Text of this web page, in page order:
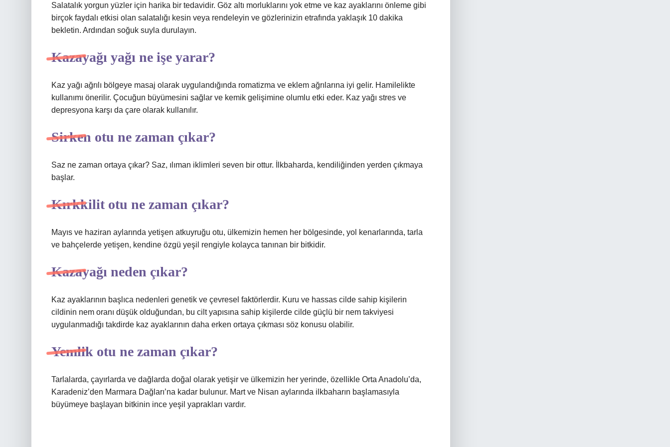
Salatalık yorgun yüzler için harika bir tedavidir. Göz altı morluklarını yok etme ve kaz ayaklarını önleme gibi
birçok faydalı etkisi olan salatalığı kesin veya rendeleyin ve gözlerinizin etrafında yaklaşık 10 dakika
bekletin. Ardından soğuk suyla durulayın.
Kazayağı yağı ne işe yarar?
Kaz yağı ağrılı bölgeye masaj olarak uygulandığında romatizma ve eklem ağrılarına iyi gelir. Hamilelikte
kullanımı önerilir. Çocuğun büyümesini sağlar ve kemik gelişimine olumlu etki eder. Kaz yağı stres ve
depresyona karşı da çare olarak kullanılır.
Sirken otu ne zaman çıkar?
Saz ne zaman ortaya çıkar? Saz, ılıman iklimleri seven bir ottur. İlkbaharda, kendiliğinden yerden çıkmaya
başlar.
Kırkkilit otu ne zaman çıkar?
Mayıs ve haziran aylarında yetişen atkuyruğu otu, ülkemizin hemen her bölgesinde, yol kenarlarında, tarla
ve bahçelerde yetişen, kendine özgü yeşil rengiyle kolayca tanınan bir bitkidir.
Kazayağı neden çıkar?
Kaz ayaklarının başlıca nedenleri genetik ve çevresel faktörlerdir. Kuru ve hassas cilde sahip kişilerin
cildinin nem oranı düşük olduğundan, bu cilt yapısına sahip kişilerde cilde güçlü bir nem takviyesi
uygulanmadığı takdirde kaz ayaklarının daha erken ortaya çıkması söz konusu olabilir.
Yemlik otu ne zaman çıkar?
Tarlalarda, çayırlarda ve dağlarda doğal olarak yetişir ve ülkemizin her yerinde, özellikle Orta Anadolu’da,
Karadeniz’den Marmara Dağları’na kadar bulunur. Mart ve Nisan aylarında ilkbaharın başlamasıyla
büyümeye başlayan bitkinin ince yeşil yaprakları vardır.